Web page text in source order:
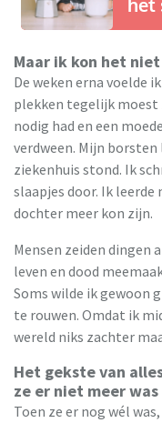
Maar ik kon het
De weken erna voelde
plekken tegelijk moest
nodig had en een
verdween. Mijn
ziekenhuis stond. Ik
slaapjes door. Ik
dochter meer kon zijn.
Mensen zeiden dingen
leven en dood
Soms wilde ik gewoon
te rouwen. Omdat ik
wereld niks zachter
Het gekste van
ze er niet meer was
Toen ze er nog wél